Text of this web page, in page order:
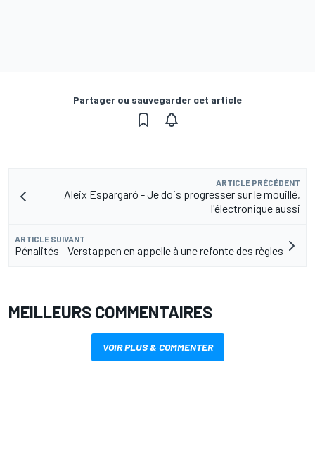
Partager ou sauvegarder cet article
ARTICLE PRÉCÉDENT
Aleix Espargaró - Je dois progresser sur le mouillé,
l'électronique aussi
ARTICLE SUIVANT
Pénalités - Verstappen en appelle à une refonte des règles
MEILLEURS COMMENTAIRES
VOIR PLUS & COMMENTER